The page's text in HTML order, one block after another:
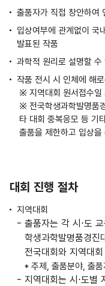
출품자가 직접 창안하여
입상여부에 관계없이 국
발표된 작품
과학적 원리로 설명할 수
작품 전시 시 인체에 해
※ 지역대회 원서접수일
※ 전국학생과학발명품
타 대회 중복응모 등 기
출품을 제한하고 입상을
대회 진행 절차
지역대회
출품자는 각 시⋅도
학생과학발명품경진
전국대회와 지역대
* 주제, 출품분야, 출
지역대회는 시⋅도별